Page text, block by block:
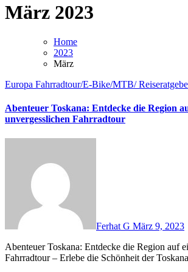
März 2023
Home
2023
März
Europa Fahrradtour/E-Bike/MTB/
Abenteuer Toskana: Entdecke die Region
unvergesslichen Fahrradtour
Ferhat G März 9, 2023
Abenteuer Toskana: Entdecke die Region auf einer unvergesslichen
Fahrradtour – Erlebe die Schönheit der